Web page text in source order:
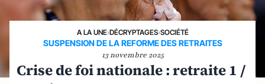
A LA UNE›DÉCRYPTAGES›SOCIÉTÉ
SUSPENSION DE LA REFORME DES RETRAITES
13 novembre 2025
Crise de foi nationale : retraite 1 /